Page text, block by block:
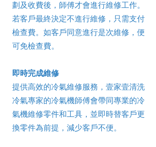
劃及收費後，師傅才會進行維修工作。
若客戶最終決定不進行維修，只需支付
檢查費。如客戶同意進行是次維修，便
可免檢查費。
即時完成維修
提供高效的冷氣維修服務，壹家壹清洗
冷氣專家的冷氣機師傅會帶同專業的冷
氣機維修零件和工具，並即時替客戶更
換零件為前提，減少客戶不便。